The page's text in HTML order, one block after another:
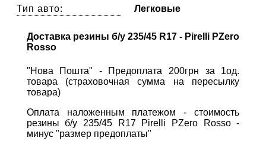
Тип авто: Легковые
Доставка резины б/у 235/45 R17 - Pirelli PZero
Rosso
"Нова Пошта" - Предоплата 200грн за 1од.
товара (страховочная сумма на пересылку
товара)
Оплата наложенным платежом - стоимость
резины б/у 235/45 R17 Pirelli PZero Rosso -
минус "размер предоплаты"